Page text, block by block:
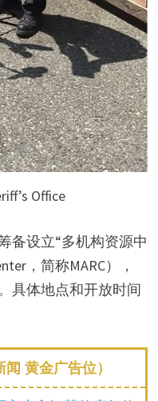
Office
备设立“多机构资源中
，简称MARC），
具体地点和开放时间
黄金广告位）